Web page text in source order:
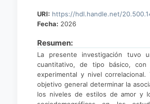
URI: https://hdl.handle.net/
Fecha: 2026
Resumen:
La presente investigación tuvo
cuantitativo, de tipo básico, con
experimental y nivel correlacional.
objetivo general determinar la
los niveles de estilos de amor y